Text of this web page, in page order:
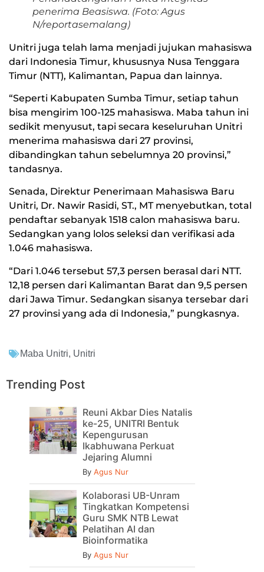
penerima Beasiswa. (Foto: Agus
N/reportasemalang)
Unitri juga telah lama menjadi jujukan mahasiswa
dari Indonesia Timur, khususnya Nusa Tenggara
Timur (NTT), Kalimantan, Papua dan lainnya.
“Seperti Kabupaten Sumba Timur, setiap tahun
bisa mengirim 100-125 mahasiswa. Maba tahun ini
sedikit menyusut, tapi secara keseluruhan Unitri
menerima mahasiswa dari 27 provinsi,
dibandingkan tahun sebelumnya 20 provinsi,”
tandasnya.
Senada, Direktur Penerimaan Mahasiswa Baru
Unitri, Dr. Nawir Rasidi, ST., MT menyebutkan, total
pendaftar sebanyak 1518 calon mahasiswa baru.
Sedangkan yang lolos seleksi dan verifikasi ada
1.046 mahasiswa.
“Dari 1.046 tersebut 57,3 persen berasal dari NTT.
12,18 persen dari Kalimantan Barat dan 9,5 persen
dari Jawa Timur. Sedangkan sisanya tersebar dari
27 provinsi yang ada di Indonesia,” pungkasnya.
Maba Unitri, Unitri
Trending Post
Reuni Akbar Dies Natalis
ke-25, UNITRI Bentuk
Kepengurusan
Ikabhuwana Perkuat
Jejaring Alumni
By Agus Nur
Kolaborasi UB-Unram
Tingkatkan Kompetensi
Guru SMK NTB Lewat
Pelatihan AI dan
Bioinformatika
By Agus Nur